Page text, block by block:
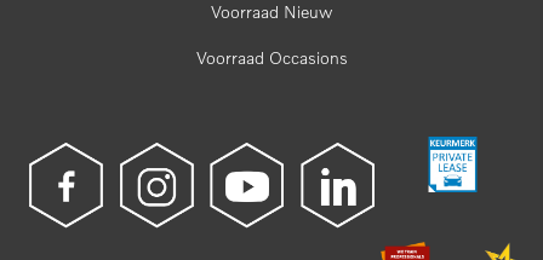
Voorraad Nieuw
Voorraad Occasions